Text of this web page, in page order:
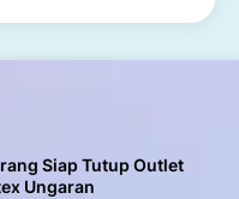
Siap Tutup Outlet
Ungaran